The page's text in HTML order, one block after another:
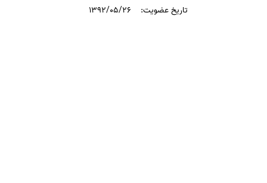
تاریخ عضویت: ۱۳۹۲/۰۵/۲۶